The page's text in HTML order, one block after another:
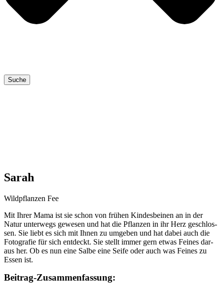
Suche
Sarah
Wild­pflan­zen Fee
Mit Ihrer Mama ist sie schon von frü­hen Kin­des­bei­nen an in der
Natur unter­wegs gewe­sen und hat die Pflan­zen in ihr Herz geschlos­
sen. Sie liebt es sich mit Ihnen zu umge­ben und hat dabei auch die
Foto­gra­fie für sich ent­deckt. Sie stellt immer gern etwas Fei­nes dar­
aus her. Ob es nun eine Sal­be eine Sei­fe oder auch was Fei­nes zu
Essen ist.
Bei­trag-Zusam­men­fas­sung: